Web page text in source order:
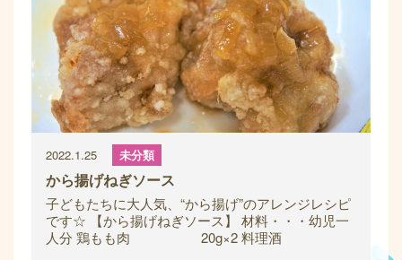
2022.1.25 未分類
から揚げねぎソース
子どもたちに大人気、“から揚げ”のアレンジレシピ
です☆ 【から揚げねぎソース】 材料・・・幼児一
人分 鶏もも肉 20g×2 料理酒